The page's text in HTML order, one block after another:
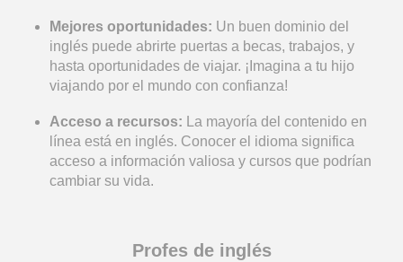
Mejores oportunidades: Un buen dominio del
inglés puede abrirte puertas a becas, trabajos, y
hasta oportunidades de viajar. ¡Imagina a tu hijo
viajando por el mundo con confianza!
Acceso a recursos: La mayoría del contenido en
línea está en inglés. Conocer el idioma significa
acceso a información valiosa y cursos que podrían
cambiar su vida.
Profes de inglés